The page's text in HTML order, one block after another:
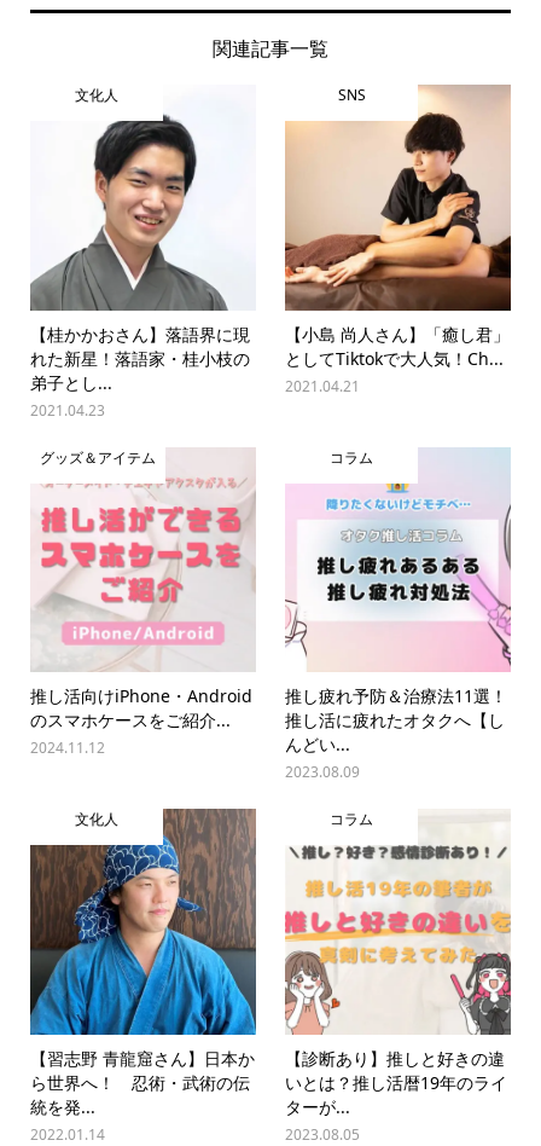
関連記事一覧
文化人
【桂かかおさん】落語界に現
れた新星！落語家・桂小枝の
弟子とし...
2021.04.23
SNS
【小島 尚人さん】「癒し君」
としてTiktokで大人気！Ch...
2021.04.21
グッズ＆アイテム
推し活向けiPhone・Android
のスマホケースをご紹介...
2024.11.12
コラム
推し疲れ予防＆治療法11選！
推し活に疲れたオタクへ【し
んどい...
2023.08.09
文化人
【習志野 青龍窟さん】日本か
ら世界へ！ 忍術・武術の伝
統を発...
2022.01.14
コラム
【診断あり】推しと好きの違
いとは？推し活暦19年のライ
ターが...
2023.08.05